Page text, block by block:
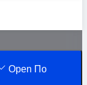
Open По